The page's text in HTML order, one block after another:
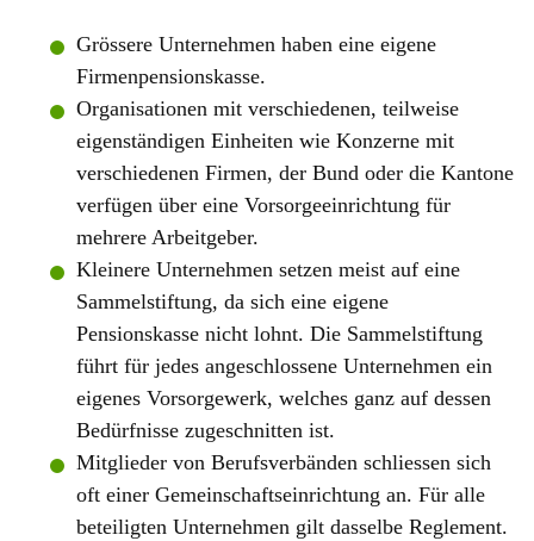
Grössere Unternehmen haben eine eigene
Firmenpensionskasse.
Organisationen mit verschiedenen, teilweise
eigenständigen Einheiten wie Konzerne mit
verschiedenen Firmen, der Bund oder die Kantone
verfügen über eine Vorsorgeeinrichtung für
mehrere Arbeitgeber.
Kleinere Unternehmen setzen meist auf eine
Sammelstiftung, da sich eine eigene
Pensionskasse nicht lohnt. Die Sammelstiftung
führt für jedes angeschlossene Unternehmen ein
eigenes Vorsorgewerk, welches ganz auf dessen
Bedürfnisse zugeschnitten ist.
Mitglieder von Berufsverbänden schliessen sich
oft einer Gemeinschaftseinrichtung an. Für alle
beteiligten Unternehmen gilt dasselbe Reglement.